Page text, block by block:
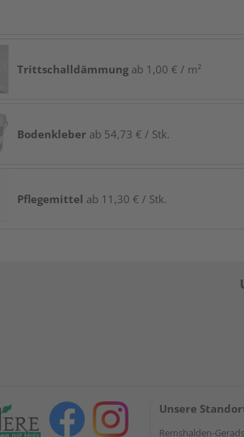
Trittschalldämmung ab 1,00 € / m²
Bodenkleber ab 54,73 € / Stk.
Pflegemittel ab 11,30 € / Stk.
Unsere
Remshalden-